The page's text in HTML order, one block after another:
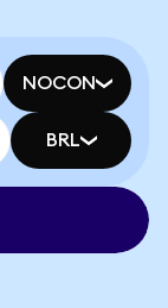
NOCON
BRL